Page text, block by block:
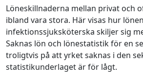
Löneskillnaderna mellan privat och
ibland vara stora. Här visas hur
infektionssjuksköterska skiljer sig
Saknas lön och lönestatistik för en
troligtvis på att yrket saknas i den
statistikunderlaget är för lågt.